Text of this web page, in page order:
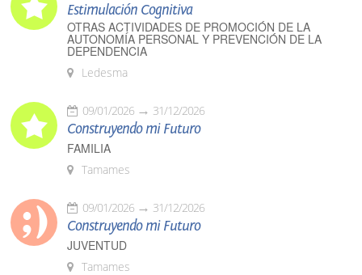
Estimulación Cognitiva
OTRAS ACTIVIDADES DE PROMOCIÓN DE LA
AUTONOMÍA PERSONAL Y PREVENCIÓN DE LA
DEPENDENCIA
Ledesma
09/01/2026 31/12/2026
Construyendo mi Futuro
FAMILIA
Tamames
09/01/2026 31/12/2026
Construyendo mi Futuro
JUVENTUD
Tamames